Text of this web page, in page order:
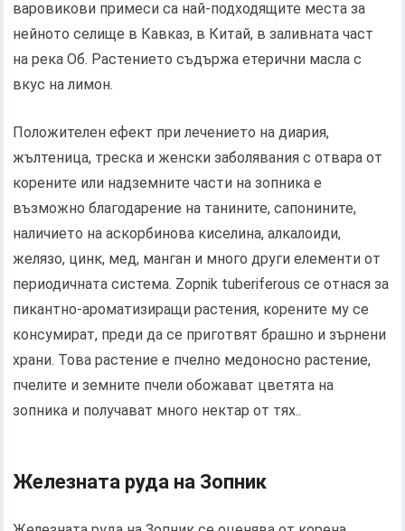
варовикови примеси са най-подходящите места за
нейното селище в Кавказ, в Китай, в заливната част
на река Об. Растението съдържа етерични масла с
вкус на лимон.
Положителен ефект при лечението на диария,
жълтеница, треска и женски заболявания с отвара от
корените или надземните части на зопника е
възможно благодарение на танините, сапонините,
наличието на аскорбинова киселина, алкалоиди,
желязо, цинк, мед, манган и много други елементи от
периодичната система. Zopnik tuberiferous се отнася за
пикантно-ароматизиращи растения, корените му се
консумират, преди да се приготвят брашно и зърнени
храни. Това растение е пчелно медоносно растение,
пчелите и земните пчели обожават цветята на
зопника и получават много нектар от тях..
Железната руда на Зопник